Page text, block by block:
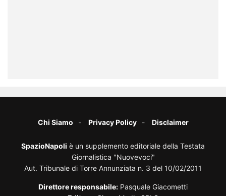
Chi Siamo Privacy Policy Disclaimer
SpazioNapoli è un supplemento editoriale della Testata
Giornalistica "Nuovevoci"
Aut. Tribunale di Torre Annunziata n. 3 del 10/02/2011
Direttore responsabile: Pasquale Giacometti